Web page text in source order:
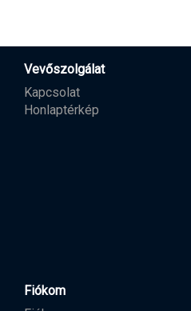
Vevőszolgálat
Kapcsolat
Honlaptérkép
Fiókom